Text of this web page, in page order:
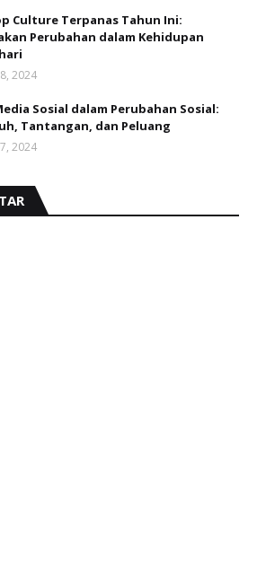
Culture Terpanas Tahun Ini:
Perubahan dalam Kehidupan
2024
Sosial dalam Perubahan Sosial:
Tantangan, dan Peluang
2024